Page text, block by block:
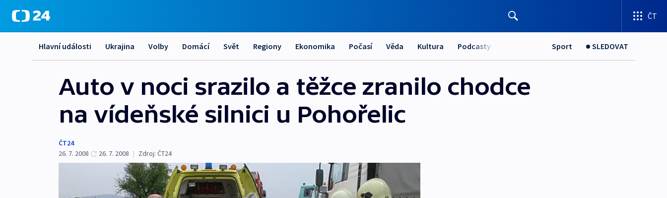
ČT
Hlavní události Ukrajina Volby Domácí Svět Regiony Ekonomika Počasí Věda Kultura Podcasty Sport SLEDOVAT
Auto v noci srazilo a těžce zranilo chodce
na vídeňské silnici u Pohořelic
ČT24
26. 7. 2008
26. 7. 2008 | Zdroj: ČT24